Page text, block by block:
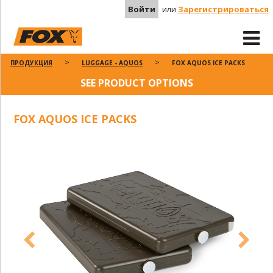
Войти или Зарегистрироваться
ПРОДУКЦИЯ LUGGAGE - AQUOS FOX AQUOS ICE PACKS
SEE PRODUCT OPTIONS
FOX AQUOS ICE PACKS